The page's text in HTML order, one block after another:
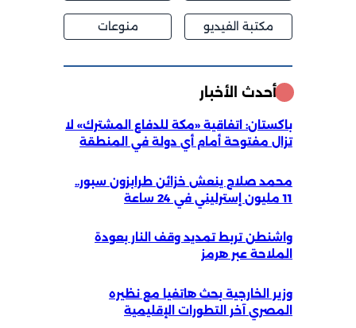
مكتبة الفيديو منوعات
أحدث الأخبار
باكستان: اتفاقية «مكة للدفاع المشترك» لا
تزال مفتوحة أمام أي دولة في المنطقة
محمد صلاح ينعش خزائن طرابزون سبور..
11 مليون إسترليني في 24 ساعة
واشنطن تربط تمديد وقف النار بعودة
الملاحة عبر هرمز
وزير الخارجية بحث هاتفيا مع نظيره
المصري آخر التطورات الإقليمية